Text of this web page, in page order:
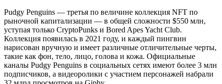
Pudgy Penguins — третья по величине коллекция NFT по
рыночной капитализации — в общей сложности $550 млн,
уступая только CryptoPunks и Bored Apes Yacht Club.
Коллекция появилась в 2021 году, и каждый пингвин
нарисован вручную и имеет различные отличительные черты,
такие как фон, тело, лицо, голова и кожа. Официальные
каналы Pudgy Penguins в социальных сетях имеют более 3 млн
подписчиков, а видеоролики с участием персонажей набрали